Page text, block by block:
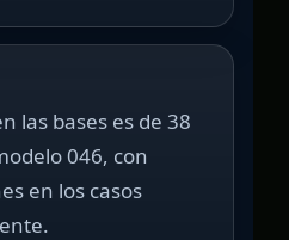
las bases es de 38
046, con
en los casos